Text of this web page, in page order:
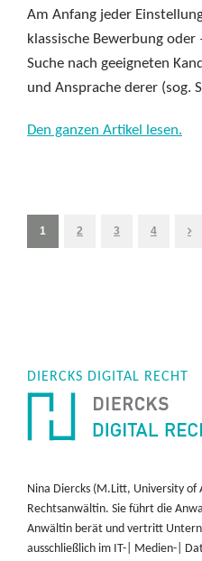
Am Anfang jeder
klassische Bewerbung
Suche nach geeigneten
und Ansprache derer (sog.
Den ganzen Artikel lesen.
1 2 3 4
DIERCKS DIGITAL RECHT
Nina Diercks (M.Litt, University
Rechtsanwältin. Sie führt die
Anwältin berät und vertritt
ausschließlich im IT-| Medien-|